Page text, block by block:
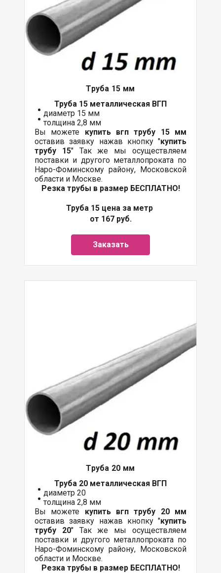
Труба 15 мм
Труба 15 металлическая ВГП
диаметр 15 мм
толщина 2,8 мм
Вы можете купить вгп трубу 15 мм
оставив заявку нажав кнопку "купить
трубу 15" Так же мы осуществляем
поставки и другого металлопроката по
Наро-Фоминскому району, Московской
области и Москве.
Резка трубы в размер БЕСПЛАТНО!
Труба 15 цена за метр
от 167 руб.
Заказать
Труба 20 мм
Труба 20 металлическая ВГП
диаметр 20
толщина 2,8 мм
Вы можете купить вгп трубу 20 мм
оставив заявку нажав кнопку "купить
трубу 20" Так же мы осуществляем
поставки и другого металлопроката по
Наро-Фоминскому району, Московской
области и Москве.
Резка трубы в размер БЕСПЛАТНО!